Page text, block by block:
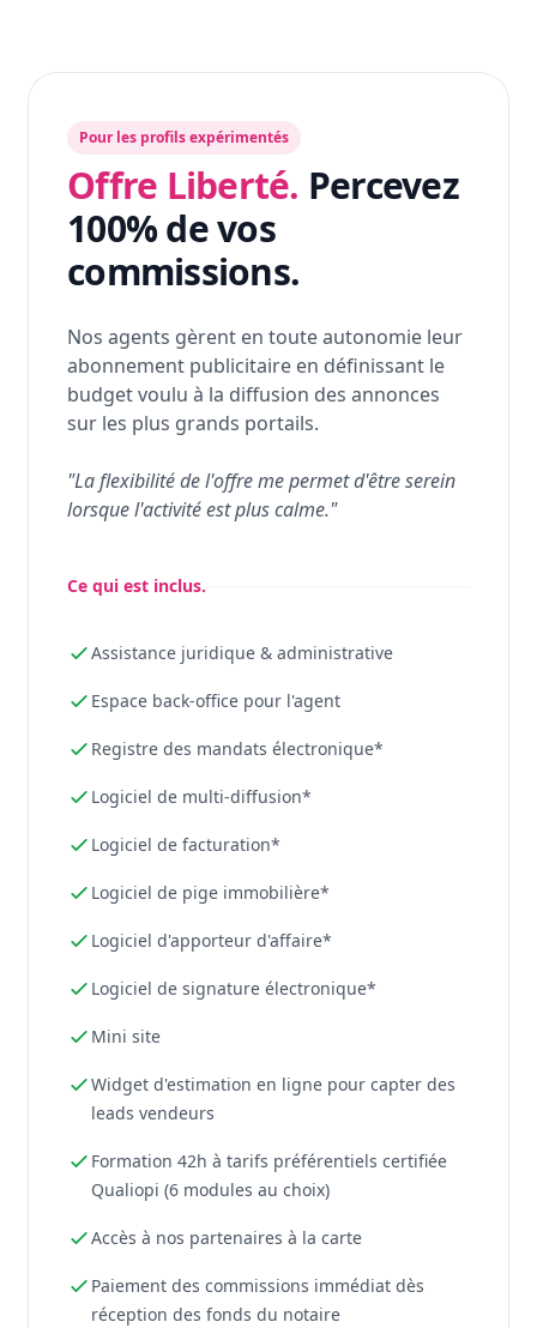
Pour les profils expérimentés
Offre Liberté. Percevez
100% de vos
commissions.
Nos agents gèrent en toute autonomie leur
abonnement publicitaire en définissant le
budget voulu à la diffusion des annonces
sur les plus grands portails.
"La flexibilité de l'offre me permet d'être serein
lorsque l'activité est plus calme."
Ce qui est inclus.
Assistance juridique & administrative
Espace back-office pour l'agent
Registre des mandats électronique*
Logiciel de multi-diffusion*
Logiciel de facturation*
Logiciel de pige immobilière*
Logiciel d'apporteur d'affaire*
Logiciel de signature électronique*
Mini site
Widget d'estimation en ligne pour capter des
leads vendeurs
Formation 42h à tarifs préférentiels certifiée
Qualiopi (6 modules au choix)
Accès à nos partenaires à la carte
Paiement des commissions immédiat dès
réception des fonds du notaire